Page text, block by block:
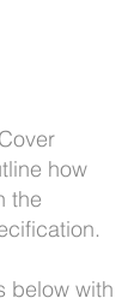
how
the
below with